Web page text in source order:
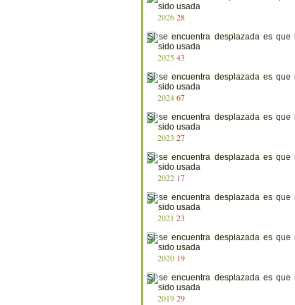
202628
202543
202467
2023 27
2022 17
2021 23
2020 19
201929